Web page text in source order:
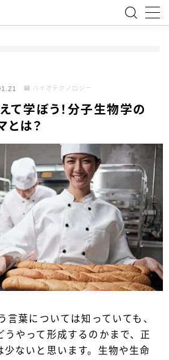
バイオテクノロジー
て学ぼう！分子生物学の
とは？
言葉については知っていても、
うやって形成するのかまで、正
少ないと思います。生物や生命